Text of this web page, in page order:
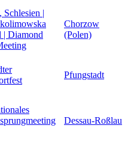
Schlesien |
| Diamond
Chorzow
(Polen)
Pfungstadt
Dessau-Roßlau